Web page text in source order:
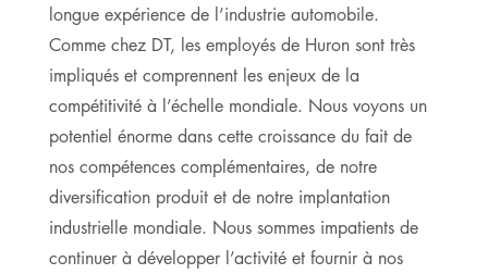
longue expérience de l’industrie automobile.
Comme chez DT, les employés de Huron sont très
impliqués et comprennent les enjeux de la
compétitivité à l’échelle mondiale. Nous voyons un
potentiel énorme dans cette croissance du fait de
nos compétences complémentaires, de notre
diversification produit et de notre implantation
industrielle mondiale. Nous sommes impatients de
continuer à développer l’activité et fournir à nos